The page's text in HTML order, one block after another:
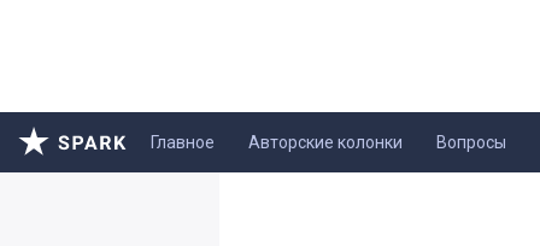
Главное Авторские колонки Вопросы